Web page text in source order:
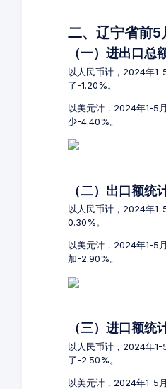
二、辽宁省前5
（一）进出口总
以人民币计，2024年1-
了-1.20%。
以美元计，2024年1-5
少-4.40%。
（二）出口额统
以人民币计，2024年
0.30%。
以美元计，2024年1-5
加-2.90%。
（三）进口额统
以人民币计，2024年
了-2.50%。
以美元计，2024年1-5